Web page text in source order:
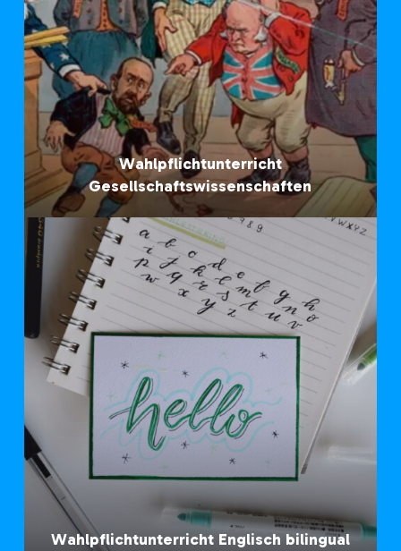
Wahlpflichtunterricht
Gesellschaftswissenschaften
Wahlpflichtunterricht Englisch bilingual